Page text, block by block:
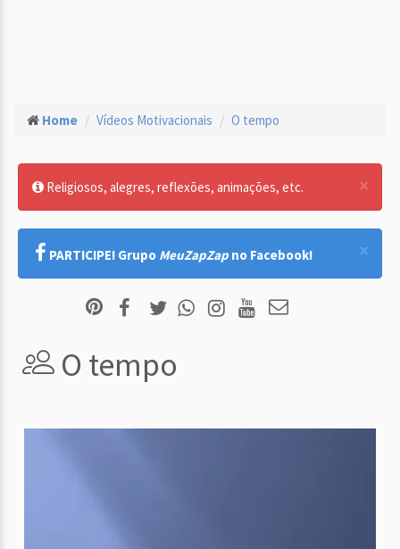
Home Vídeos Motivacionais O tempo
×
Religiosos, alegres, reflexões, animações, etc.
×
PARTICIPE! Grupo MeuZapZap no Facebook!
O tempo